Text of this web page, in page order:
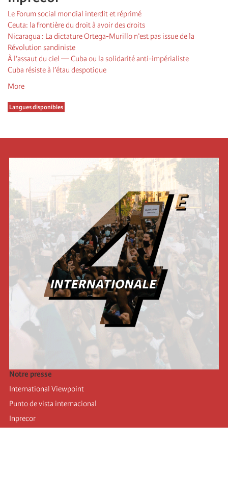
Le Forum social mondial interdit et réprimé
Ceuta: la frontière du droit à avoir des droits
Nicaragua : La dictature Ortega-Murillo n’est pas issue de la
Révolution sandiniste
À l’assaut du ciel — Cuba ou la solidarité anti-impérialiste
Cuba résiste à l’étau despotique
More
Langues disponibles
Notre presse
International Viewpoint
Punto de vista internacional
Inprecor